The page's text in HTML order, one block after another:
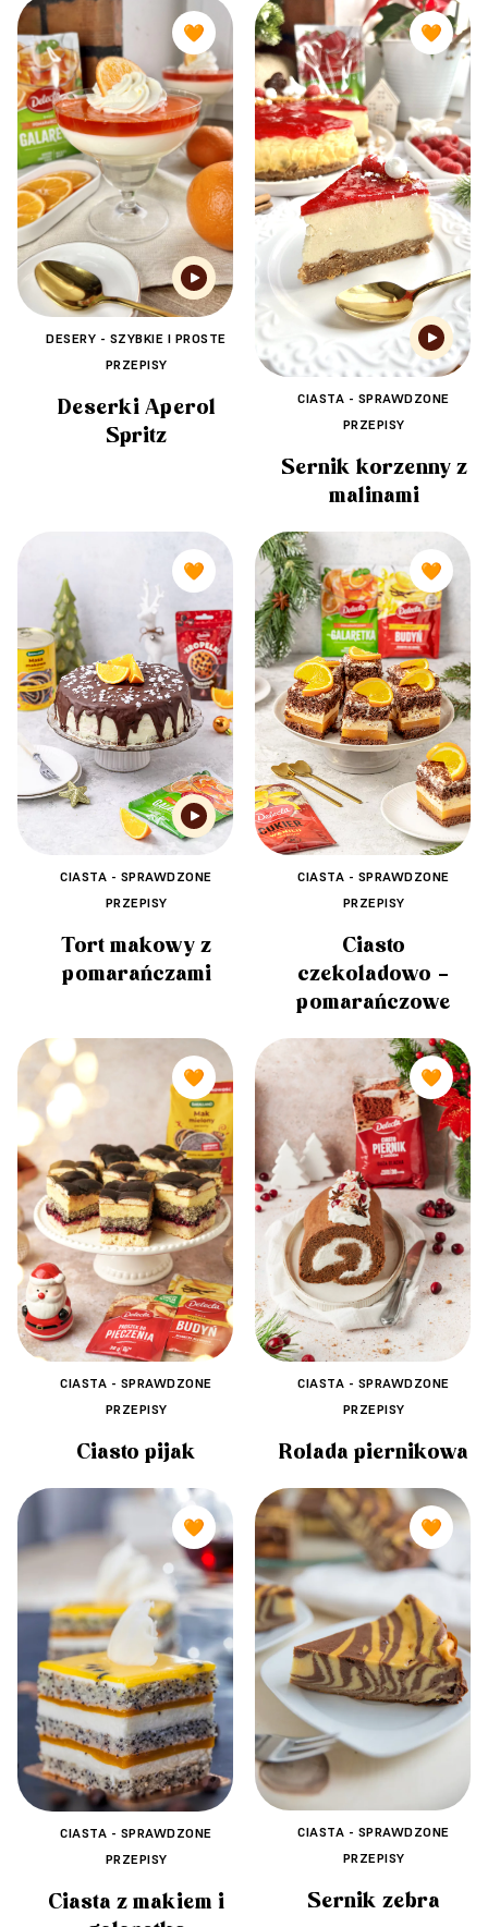
🧡
DESERY - SZYBKIE I PROSTE
PRZEPISY
Deserki Aperol
Spritz
🧡
CIASTA - SPRAWDZONE
PRZEPISY
Sernik korzenny z
malinami
🧡
CIASTA - SPRAWDZONE
PRZEPISY
Tort makowy z
pomarańczami
🧡
CIASTA - SPRAWDZONE
PRZEPISY
Ciasto
czekoladowo –
pomarańczowe
🧡
CIASTA - SPRAWDZONE
PRZEPISY
Ciasto pijak
🧡
CIASTA - SPRAWDZONE
PRZEPISY
Rolada piernikowa
🧡
CIASTA - SPRAWDZONE
PRZEPISY
Ciasta z makiem i
🧡
CIASTA - SPRAWDZONE
PRZEPISY
Sernik zebra